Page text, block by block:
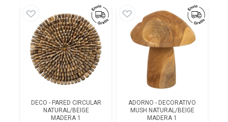
DECO - PARED CIRCULAR
NATURAL/BEIGE
MADERA 1
ADORNO - DECORATIVO
MUSH NATURAL/BEIGE
MADERA 1